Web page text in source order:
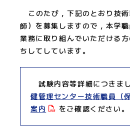
このたび，下記のとおり技
師）を募集しますので，本学
業務に取り組んでいただける
ちしてしています。
試験内容等詳細につきま
健管理センター技術職員（
案内
をご確認ください。